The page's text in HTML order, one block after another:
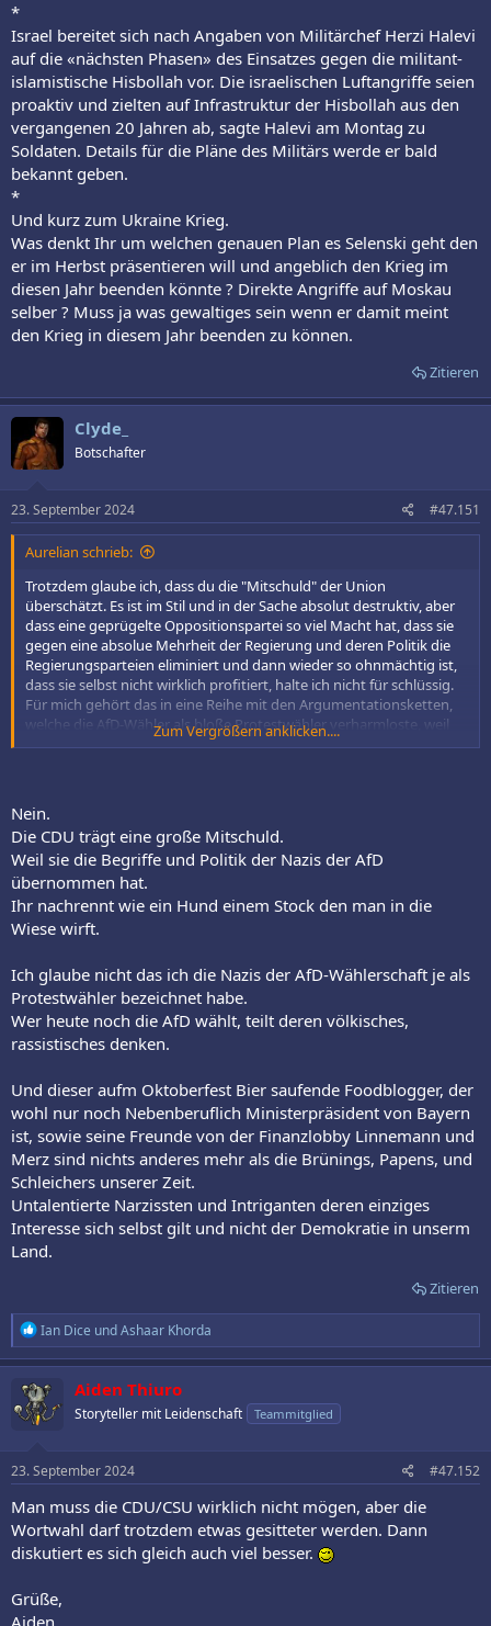
*
Israel bereitet sich nach Angaben von Militärchef Herzi Halevi
auf die «nächsten Phasen» des Einsatzes gegen die militant-
islamistische Hisbollah vor. Die israelischen Luftangriffe seien
proaktiv und zielten auf Infrastruktur der Hisbollah aus den
vergangenen 20 Jahren ab, sagte Halevi am Montag zu
Soldaten. Details für die Pläne des Militärs werde er bald
bekannt geben.
*
Und kurz zum Ukraine Krieg.
Was denkt Ihr um welchen genauen Plan es Selenski geht den
er im Herbst präsentieren will und angeblich den Krieg im
diesen Jahr beenden könnte ? Direkte Angriffe auf Moskau
selber ? Muss ja was gewaltiges sein wenn er damit meint
den Krieg in diesem Jahr beenden zu können.
Zitieren
Clyde_
Botschafter
23. September 2024 #47.151
Aurelian schrieb:
Trotzdem glaube ich, dass du die "Mitschuld" der Union
überschätzt. Es ist im Stil und in der Sache absolut destruktiv, aber
dass eine geprügelte Oppositionspartei so viel Macht hat, dass sie
gegen eine absolue Mehrheit der Regierung und deren Politik die
Regierungsparteien eliminiert und dann wieder so ohnmächtig ist,
dass sie selbst nicht wirklich profitiert, halte ich nicht für schlüssig.
Für mich gehört das in eine Reihe mit den Argumentationsketten,
welche die AfD-Wähler als bloße Protestwähler verharmloste, weil
man nicht wahrhaben wollte, dass eine so radikale, bösartige Partei
Mehrheit verschafft (in der Altersgruppe 16 - 24).
Zum Vergrößern anklicken....
Nein.
Die CDU trägt eine große Mitschuld.
Weil sie die Begriffe und Politik der Nazis der AfD
übernommen hat.
Ihr nachrennt wie ein Hund einem Stock den man in die
Wiese wirft.
Ich glaube nicht das ich die Nazis der AfD-Wählerschaft je als
Protestwähler bezeichnet habe.
Wer heute noch die AfD wählt, teilt deren völkisches,
rassistisches denken.
Und dieser aufm Oktoberfest Bier saufende Foodblogger, der
wohl nur noch Nebenberuflich Ministerpräsident von Bayern
ist, sowie seine Freunde von der Finanzlobby Linnemann und
Merz sind nichts anderes mehr als die Brünings, Papens, und
Schleichers unserer Zeit.
Untalentierte Narzissten und Intriganten deren einziges
Interesse sich selbst gilt und nicht der Demokratie in unserm
Land.
Zitieren
R
e
a
k
t
i
e
n
:
Ian Dice undAshaar Khorda
Aiden Thiuro
Storyteller mit Leidenschaft Teammitglied
23. September 2024 #47.152
Man muss die CDU/CSU wirklich nicht mögen, aber die
Wortwahl darf trotzdem etwas gesitteter werden. Dann
diskutiert es sich gleich auch viel besser.
Grüße,
Aiden